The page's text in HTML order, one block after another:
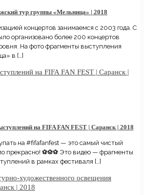
тур группы «Мельница» | 2018
концертов занимаемся с 2003 года. С
организовано более 200 концертов
На фото фрагменты выступления
в […]
на FIFA FAN FEST | Саранск |
на FIFA FAN FEST | Саранск | 2018
на #fifafanfest — это самый чистый
прекрасно! ⚽⚽⚽ Это видео — фрагменты
в рамках фестиваля […]
художественного освещения
| 2018